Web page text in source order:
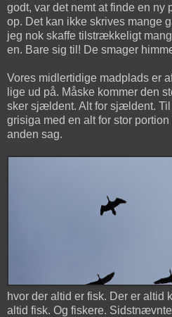
godt, var det nemt at finde en
op. Det kan ikke skrives mange
jeg nok skaffe tilstrækkeligt
en. Bare sig til! De smager
Vores midlertidige madplads er
lige ud på. Måske kommer den
sker sjældent. Alt for sjældent.
grisiga med en alt for stor
anden sag.
hvor der altid er fisk. Der er altid
altid fisk. Og fiskere.